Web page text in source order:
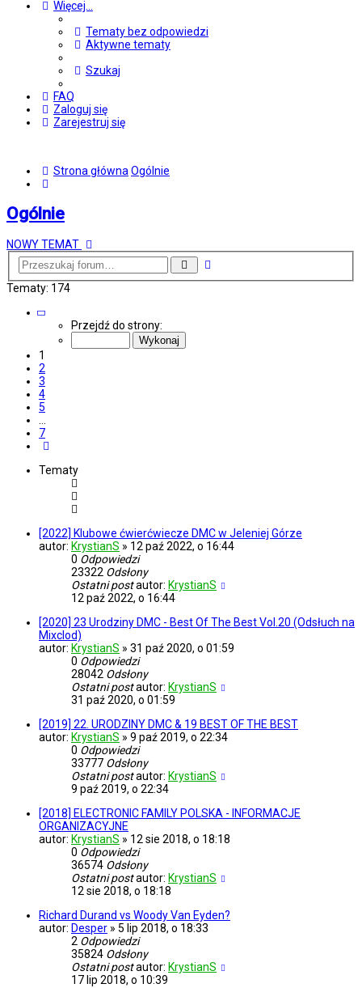
Więcej…
Tematy bez odpowiedzi
Aktywne tematy
Szukaj
FAQ
Zaloguj się
Zarejestruj się
Strona główna Ogólnie
Ogólnie
NOWY TEMAT
Szukaj
Tematy: 174
Strona
Przejdź do strony:
1
2
3
4
5
…
7
Tematy
[2022] Klubowe ćwierćwiecze DMC w Jeleniej Górze
autor: KrystianS » 12 paź 2022, o 16:44
0 Odpowiedzi
23322 Odsłony
Ostatni postautor: KrystianS
12 paź 2022, o 16:44
[2020] 23 Urodziny DMC - Best Of The Best Vol.20 (Odsłuch na
Mixclod)
autor: KrystianS » 31 paź 2020, o 01:59
0 Odpowiedzi
28042 Odsłony
Ostatni postautor: KrystianS
31 paź 2020, o 01:59
[2019] 22. URODZINY DMC & 19 BEST OF THE BEST
autor: KrystianS » 9 paź 2019, o 22:34
0 Odpowiedzi
33777 Odsłony
Ostatni postautor: KrystianS
9 paź 2019, o 22:34
[2018] ELECTRONIC FAMILY POLSKA - INFORMACJE
ORGANIZACYJNE
autor: KrystianS » 12 sie 2018, o 18:18
0 Odpowiedzi
36574 Odsłony
Ostatni postautor: KrystianS
12 sie 2018, o 18:18
Richard Durand vs Woody Van Eyden?
autor: Desper » 5 lip 2018, o 18:33
2 Odpowiedzi
35824 Odsłony
Ostatni postautor: KrystianS
17 lip 2018, o 10:39